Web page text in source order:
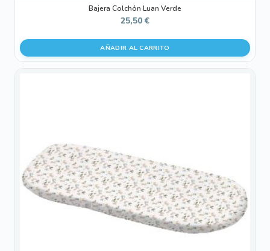
Bajera Colchón Luan Verde
25,50 €
AÑADIR AL CARRITO